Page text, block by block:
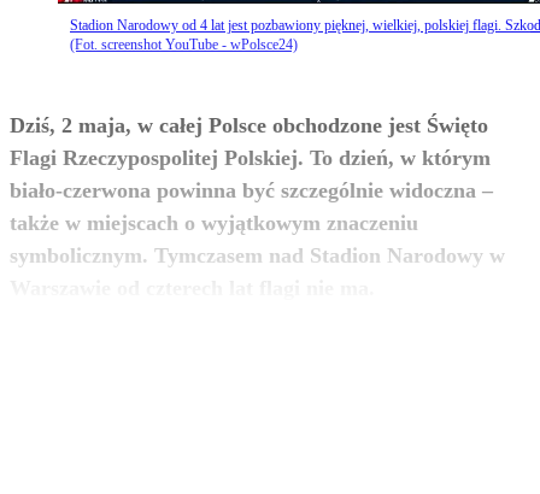
Stadion Narodowy od 4 lat jest pozbawiony pięknej, wielkiej, polskiej flagi.
(Fot. screenshot YouTube - wPolsce24)
Dziś, 2 maja, w całej Polsce obchodzone jest Święto
Flagi Rzeczypospolitej Polskiej. To dzień, w którym
biało-czerwona powinna być szczególnie widoczna –
także w miejscach o wyjątkowym znaczeniu
symbolicznym. Tymczasem nad Stadion Narodowy w
zobacz więcej